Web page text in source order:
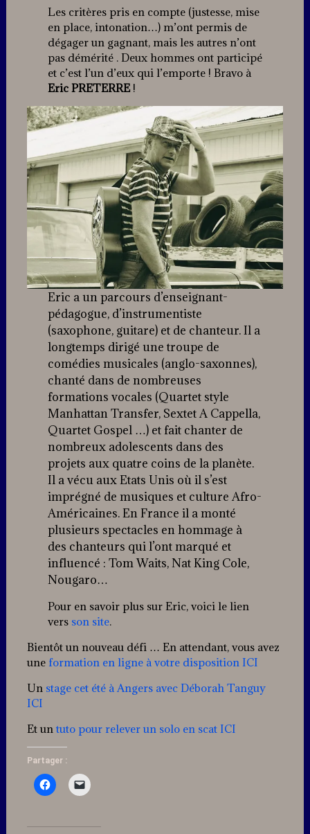
Les critères pris en compte (justesse, mise
en place, intonation…) m’ont permis de
dégager un gagnant, mais les autres n’ont
pas démérité . Deux hommes ont participé
et c’est l’un d’eux qui l’emporte ! Bravo à
Eric PRETERRE!
Eric a un parcours d’enseignant-
pédagogue, d’instrumentiste
(saxophone, guitare) et de chanteur. Il a
longtemps dirigé une troupe de
comédies musicales (anglo-saxonnes),
chanté dans de nombreuses
formations vocales (Quartet style
Manhattan Transfer, Sextet A Cappella,
Quartet Gospel …) et fait chanter de
nombreux adolescents dans des
projets aux quatre coins de la planète.
Il a vécu aux Etats Unis où il s’est
imprégné de musiques et culture Afro-
Américaines. En France il a monté
plusieurs spectacles en hommage à
des chanteurs qui l’ont marqué et
influencé : Tom Waits, Nat King Cole,
Nougaro…
Pour en savoir plus sur Eric, voici le lien
vers son site.
Bientôt un nouveau défi … En attendant, vous avez
uneformation en ligne à votre disposition ICI
Unstage cet été à Angers avec Déborah Tanguy
ICI
Et un tuto pour relever un solo en scat ICI
Partager :